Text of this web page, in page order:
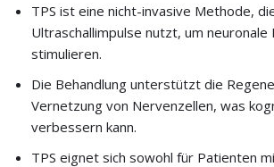
TPS ist eine nicht-invasive Methode,
Ultraschallimpulse nutzt, um neuronale
stimulieren.
Die Behandlung unterstützt die
Vernetzung von Nervenzellen, was
verbessern kann.
TPS eignet sich sowohl für Patienten